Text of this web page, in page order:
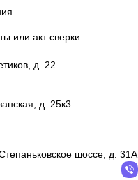
или акт сверки
д. 22
д. 25к3
шоссе, д. 31А